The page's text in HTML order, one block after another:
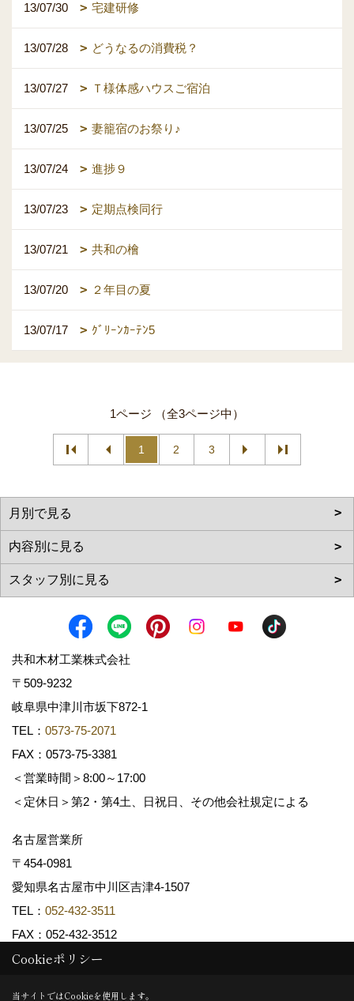
13/07/30 宅建研修
13/07/28 どうなるの消費税？
13/07/27 Ｔ様体感ハウスご宿泊
13/07/25 妻籠宿のお祭り♪
13/07/24 進捗９
13/07/23 定期点検同行
13/07/21 共和の檜
13/07/20 ２年目の夏
13/07/17 ｸﾞﾘｰﾝｶｰﾃﾝ5
1ページ （全3ページ中）
1 2 3
共和木材工業株式会社
〒509-9232
岐阜県中津川市坂下872‐1
TEL： 0573-75-2071
FAX：0573-75-3381
＜営業時間＞8:00～17:00
＜定休日＞第2・第4土、日祝日、その他会社規定による
名古屋営業所
〒454-0981
愛知県名古屋市中川区吉津4-1507
TEL： 052-432-3511
FAX：052-432-3512
Copyright (c) 共和木材工業株式会社. All Rights Reserved.
Cookieポリシー
当サイトではCookieを使用します。